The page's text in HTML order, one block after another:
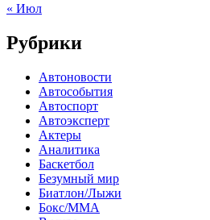
« Июл
Рубрики
Автоновости
Автособытия
Автоспорт
Автоэксперт
Актеры
Аналитика
Баскетбол
Безумный мир
Биатлон/Лыжи
Бокс/MMA